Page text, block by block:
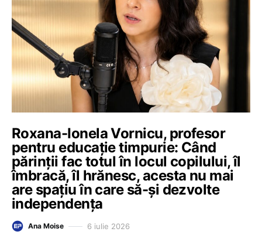
Roxana-Ionela Vornicu, profesor
pentru educație timpurie: Când
părinții fac totul în locul copilului, îl
îmbracă, îl hrănesc, acesta nu mai
are spațiu în care să-și dezvolte
independența
Ana Moise 6 iulie 2026